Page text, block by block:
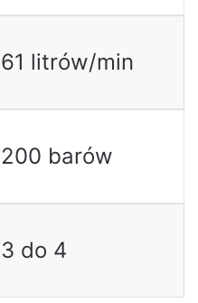
61 litrów/min
200 barów
3 do 4